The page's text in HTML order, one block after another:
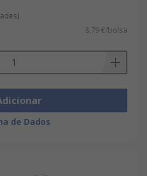
8,79 €/bolsa
de Dados